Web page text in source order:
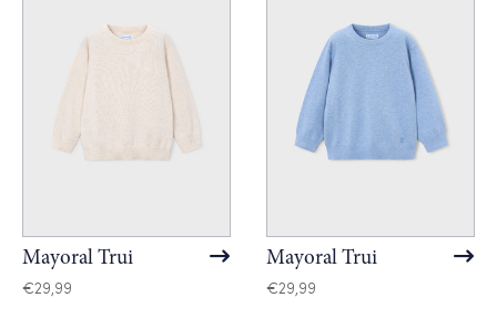
Mayoral Trui
€29,99
Mayoral Trui
€29,99